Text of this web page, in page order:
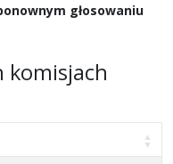
głosowaniu
komisjach